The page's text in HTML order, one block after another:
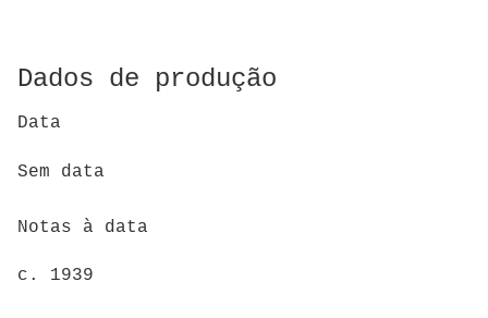
Dados de produção
Data
Sem data
Notas à data
c. 1939